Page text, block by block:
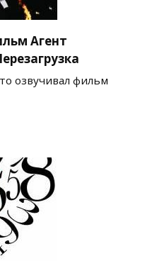
Агент
озвучивал фильм